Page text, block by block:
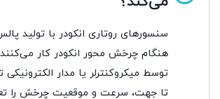
سنسورهای روتاری انکودر با تولید
هنگام چرخش محور انکودر کار
توسط میکروکنترلر یا مدار
تا جهت، سرعت و موقعیت چرخش را